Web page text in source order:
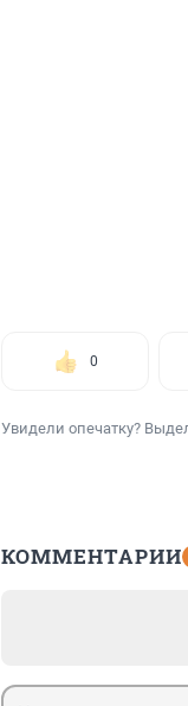
0
Увидели опечатку?
КОММЕНТАРИИ